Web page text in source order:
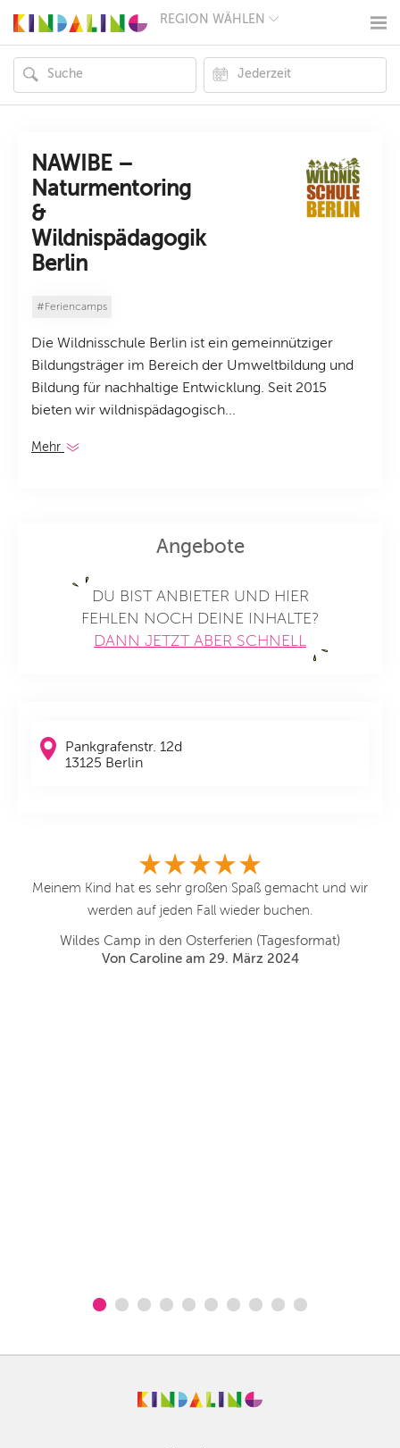
REGION WÄHLEN
MÜNCHEN
HAMBURG
FRANKFURT
KÖLN
LEIPZIG
NÜRNBERG
WIEN
NAWIBE –
Naturmentoring
&
Wildnispädagogik
Berlin
#Feriencamps
Die Wildnisschule Berlin ist ein gemeinnütziger
Bildungsträger im Bereich der Umweltbildung und
Bildung für nachhaltige Entwicklung. Seit 2015
bieten wir wildnispädagogisch...
Mehr
Angebote
DU BIST ANBIETER UND HIER
FEHLEN NOCH DEINE INHALTE?
DANN JETZT ABER SCHNELL
Pankgrafenstr. 12d
13125 Berlin
Meinem Kind hat es sehr großen Spaß gemacht und wir
werden auf jeden Fall wieder buchen.
Wildes Camp in den Osterferien (Tagesformat)
Von Caroline am 29. März 2024